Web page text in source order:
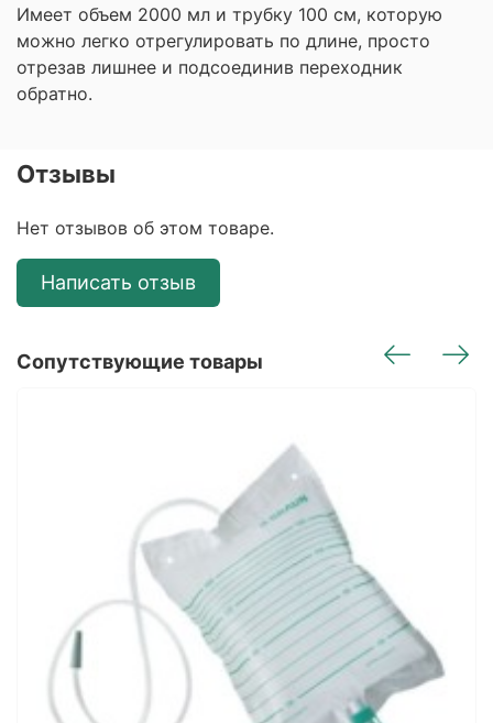
Имеет объем 2000 мл и трубку 100 см, которую
можно легко отрегулировать по длине, просто
отрезав лишнее и подсоединив переходник
обратно.
Отзывы
Нет отзывов об этом товаре.
Написать отзыв
Сопутствующие товары